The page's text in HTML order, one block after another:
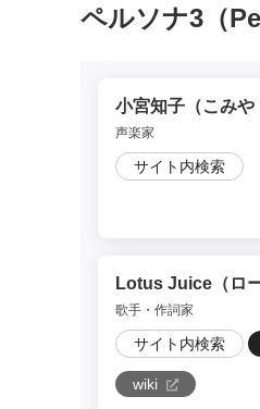
ペルソナ3（
小宮知子（こみや
声楽家
サイト内検索
Lotus Juice（ロ
歌手・作詞家
サイト内検索
wiki